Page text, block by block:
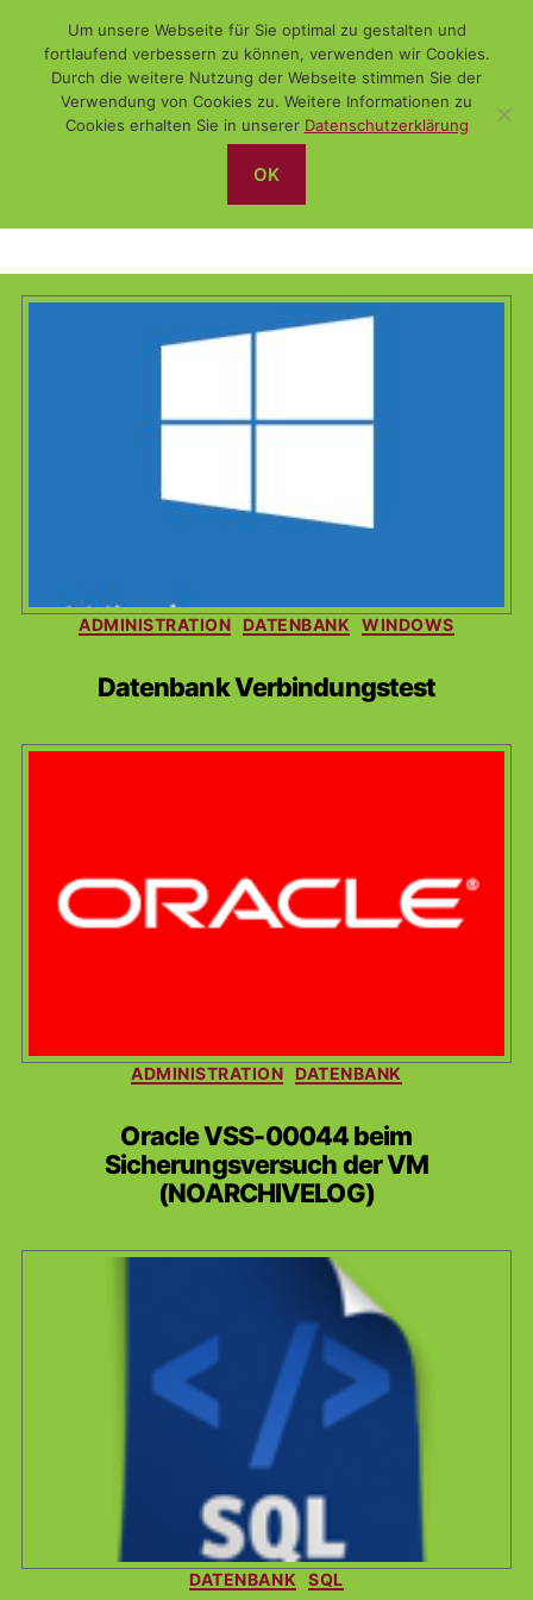
WiSch
Datenbank
Kategorien
ADMINISTRATION DATENBANK WINDOWS
Datenbank Verbindungstest
Kategorien
ADMINISTRATION DATENBANK
Oracle VSS-00044 beim
Sicherungsversuch der VM
(NOARCHIVELOG)
Kategorien
DATENBANK SQL
Um unsere Webseite für Sie optimal zu gestalten und
fortlaufend verbessern zu können, verwenden wir Cookies.
Durch die weitere Nutzung der Webseite stimmen Sie der
Verwendung von Cookies zu. Weitere Informationen zu
Cookies erhalten Sie in unserer Datenschutzerklärung
OK